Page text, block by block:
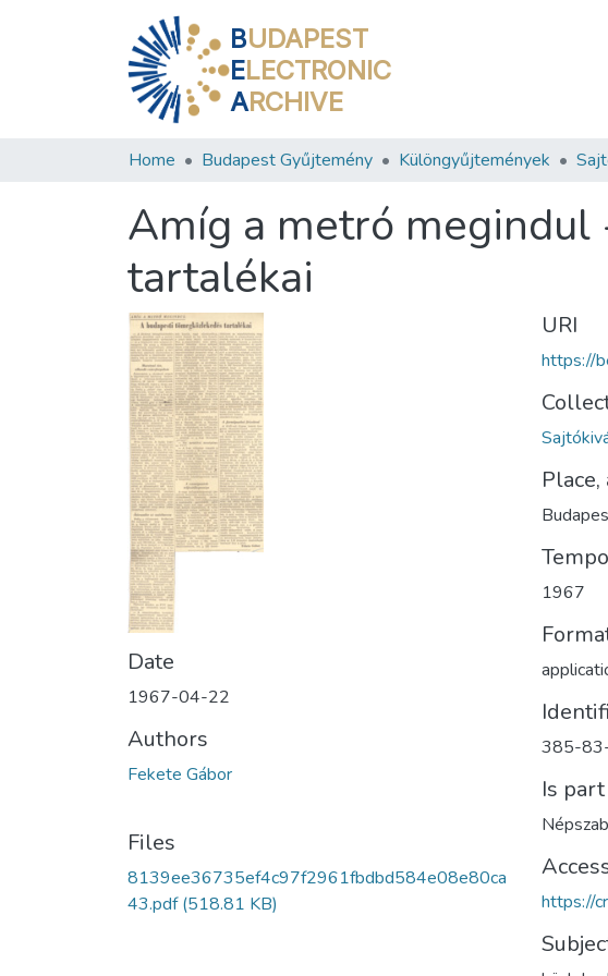
BUDAPEST
ELECTRONIC
ARCHIVE
Home Budapest Gyűjtemény Különgyűjtemények
Amíg a metró megindul
tartalékai
Date
1967-04-22
Authors
Fekete Gábor
Files
8139ee36735ef4c97f2961fbdbd584e08e80ca
43.pdf(518.81 KB)
URI
https://
1967
385-
Is
https://